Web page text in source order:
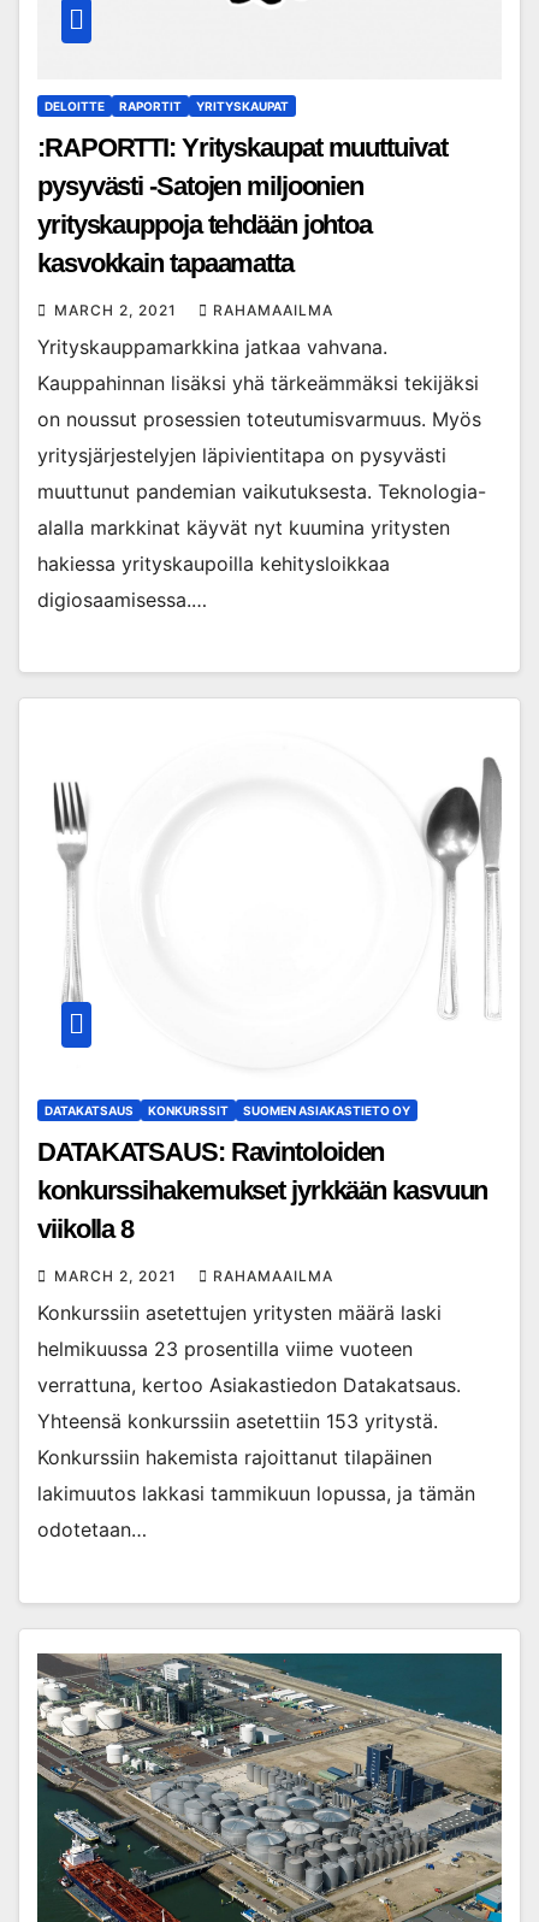
DELOITTE RAPORTIT YRITYSKAUPAT
:RAPORTTI: Yrityskaupat muuttuivat
pysyvästi -Satojen miljoonien
yrityskauppoja tehdään johtoa
kasvokkain tapaamatta
MARCH 2, 2021 RAHAMAAILMA
Yrityskauppamarkkina jatkaa vahvana.
Kauppahinnan lisäksi yhä tärkeämmäksi tekijäksi
on noussut prosessien toteutumisvarmuus. Myös
yritysjärjestelyjen läpivientitapa on pysyvästi
muuttunut pandemian vaikutuksesta. Teknologia-
alalla markkinat käyvät nyt kuumina yritysten
hakiessa yrityskaupoilla kehitysloikkaa
digiosaamisessa.…
DATAKATSAUS KONKURSSIT SUOMEN ASIAKASTIETO OY
DATAKATSAUS: Ravintoloiden
konkurssihakemukset jyrkkään kasvuun
viikolla 8
MARCH 2, 2021 RAHAMAAILMA
Konkurssiin asetettujen yritysten määrä laski
helmikuussa 23 prosentilla viime vuoteen
verrattuna, kertoo Asiakastiedon Datakatsaus.
Yhteensä konkurssiin asetettiin 153 yritystä.
Konkurssiin hakemista rajoittanut tilapäinen
lakimuutos lakkasi tammikuun lopussa, ja tämän
odotetaan…